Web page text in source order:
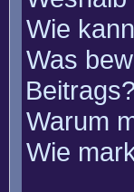
Wie
Was
Beitrags?
Warum
Wie